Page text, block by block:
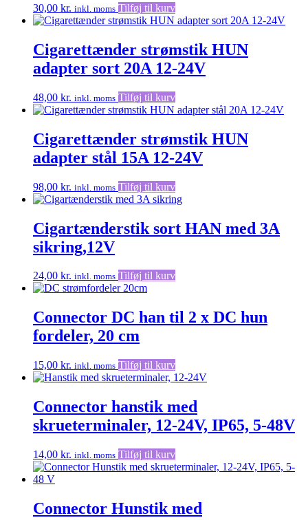
30,00 kr. inkl. moms Tilføj til kurv
Cigarettænder strømstik HUN
adapter sort 20A 12-24V
48,00 kr. inkl. moms Tilføj til kurv
Cigarettænder strømstik HUN
adapter stål 15A 12-24V
98,00 kr. inkl. moms Tilføj til kurv
Cigartænderstik sort HAN med 3A
sikring,12V
24,00 kr. inkl. moms Tilføj til kurv
Connector DC han til 2 x DC hun
fordeler, 20 cm
15,00 kr. inkl. moms Tilføj til kurv
Connector hanstik med
skrueterminaler, 12-24V, IP65, 5-48V
14,00 kr. inkl. moms Tilføj til kurv
Connector Hunstik med